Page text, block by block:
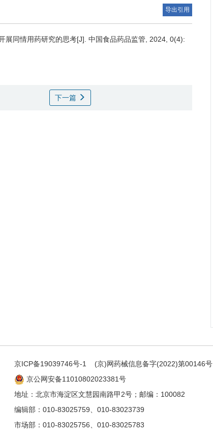
导出引用
展同情用药研究的思考[J]. 中国食品药品监管, 2024, 0(4):
下一篇
京ICP备19039746号-1
(京)网药械信息备字(2022)第00146号
京公网安备11010802023381号
地址：北京市海淀区文慧园南路甲2号；邮编：100082
编辑部：010-83025759、010-83023739
市场部：010-83025756、010-83025783